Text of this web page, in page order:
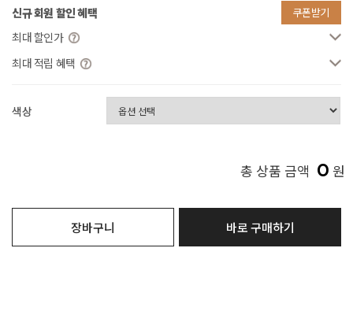
신규 회원 할인 혜택 쿠폰받기
최대 할인가
최대 적립 혜택
색상
총 상품 금액 0 원
장바구니 바로 구매하기